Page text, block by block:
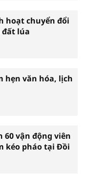
hoạt chuyển đổi
lúa
hẹn văn hóa, lịch
60 vận động viên
kéo pháo tại Đồi